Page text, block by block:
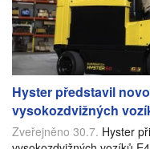
Hyster představil
vysokozdvižných
Zveřejněno 30.7. Hyster